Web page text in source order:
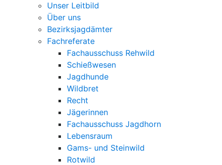
Unser Leitbild
Über uns
Bezirksjagdämter
Fachreferate
Fachausschuss Rehwild
Schießwesen
Jagdhunde
Wildbret
Recht
Jägerinnen
Fachausschuss Jagdhorn
Lebensraum
Gams- und Steinwild
Rotwild